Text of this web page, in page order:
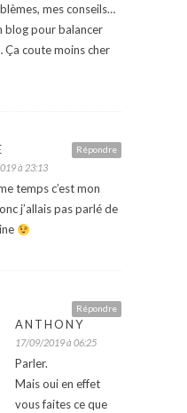
mes conseils…
blog pour balancer
coute moins cher
Répondre
à 23:13
temps c’est mon
j’allais pas parlé de
Répondre
ANTHONY
17/09/2019 à 06:25
Parler.
Mais oui en effet
vous faites ce que